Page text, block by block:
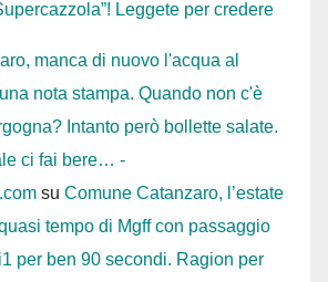
Leggete per credere
manca di nuovo l'acqua al
nota stampa. Quando non c'è
Intanto però bollette salate.
ci fai bere… -
su Comune Catanzaro, l’estate
tempo di Mgff con passaggio
per ben 90 secondi. Ragion per